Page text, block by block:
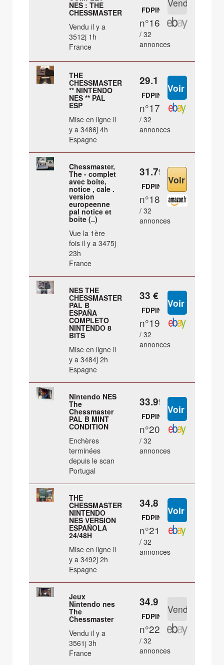
NES : THE
CHESSMASTER
Vendu il y a
3512j 1h
France
FDPIN
n°16
/ 32
annonces
THE
CHESSMASTER
** NINTENDO
NES ** PAL
ESP
Mise en ligne il
y a 3486j 4h
Espagne
29.1 €
FDPIN
n°17
/ 32
annonces
Chessmaster,
The - complet
avec boite,
notice , cale .
version
europeenne
pal notice et
boite (..)
Vue la 1ère
fois il y a 3475j
23h
France
31.79 €
FDPIN
n°18
/ 32
annonces
NES THE
CHESSMASTER
PAL B
ESPAÑA
COMPLETO
NINTENDO 8
BITS
Mise en ligne il
y a 3484j 2h
Espagne
33 €
FDPIN
n°19
/ 32
annonces
Nintendo NES
The
Chessmaster
PAL B MINT
CONDITION
Enchères
terminées
depuis le scan
Portugal
33.99 €
FDPIN
n°20
/ 32
annonces
THE
CHESSMASTER
NINTENDO
NES VERSION
ESPAÑOLA
24/48H
Mise en ligne il
y a 3492j 2h
Espagne
34.8 €
FDPIN
n°21
/ 32
annonces
Jeux
Nintendo nes
The
Chessmaster
Vendu il y a
3561j 3h
France
34.9 €
FDPIN
n°22
/ 32
annonces